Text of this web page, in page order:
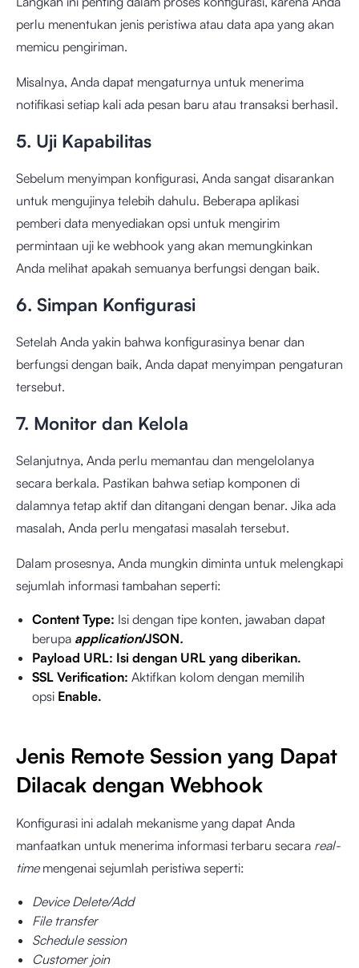
perlu menentukan jenis peristiwa atau data apa yang akan
memicu pengiriman.
Misalnya, Anda dapat mengaturnya untuk menerima
notifikasi setiap kali ada pesan baru atau transaksi berhasil.
5. Uji Kapabilitas
Sebelum menyimpan konfigurasi, Anda sangat disarankan
untuk mengujinya telebih dahulu. Beberapa aplikasi
pemberi data menyediakan opsi untuk mengirim
permintaan uji ke webhook yang akan memungkinkan
Anda melihat apakah semuanya berfungsi dengan baik.
6. Simpan Konfigurasi
Setelah Anda yakin bahwa konfigurasinya benar dan
berfungsi dengan baik, Anda dapat menyimpan pengaturan
tersebut.
7. Monitor dan Kelola
Selanjutnya, Anda perlu memantau dan mengelolanya
secara berkala. Pastikan bahwa setiap komponen di
dalamnya tetap aktif dan ditangani dengan benar. Jika ada
masalah, Anda perlu mengatasi masalah tersebut.
Dalam prosesnya, Anda mungkin diminta untuk melengkapi
sejumlah informasi tambahan seperti:
Content Type: Isi dengan tipe konten, jawaban dapat
berupa application/JSON.
Payload URL: Isi dengan URL yang diberikan.
SSL Verification: Aktifkan kolom dengan memilih
opsi Enable.
Jenis Remote Session yang Dapat
Dilacak dengan Webhook
Konfigurasi ini adalah mekanisme yang dapat Anda
manfaatkan untuk menerima informasi terbaru secara real-
time mengenai sejumlah peristiwa seperti:
Device Delete/Add
File transfer
Schedule session
Customer join